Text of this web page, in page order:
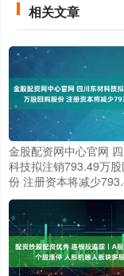
相关文章
金股配资网中心官网
科技拟注销793.49万
份 注册资本将减少